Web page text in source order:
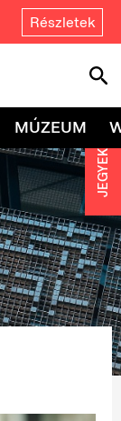
Részletek
MÚZEUM
JEGYEK